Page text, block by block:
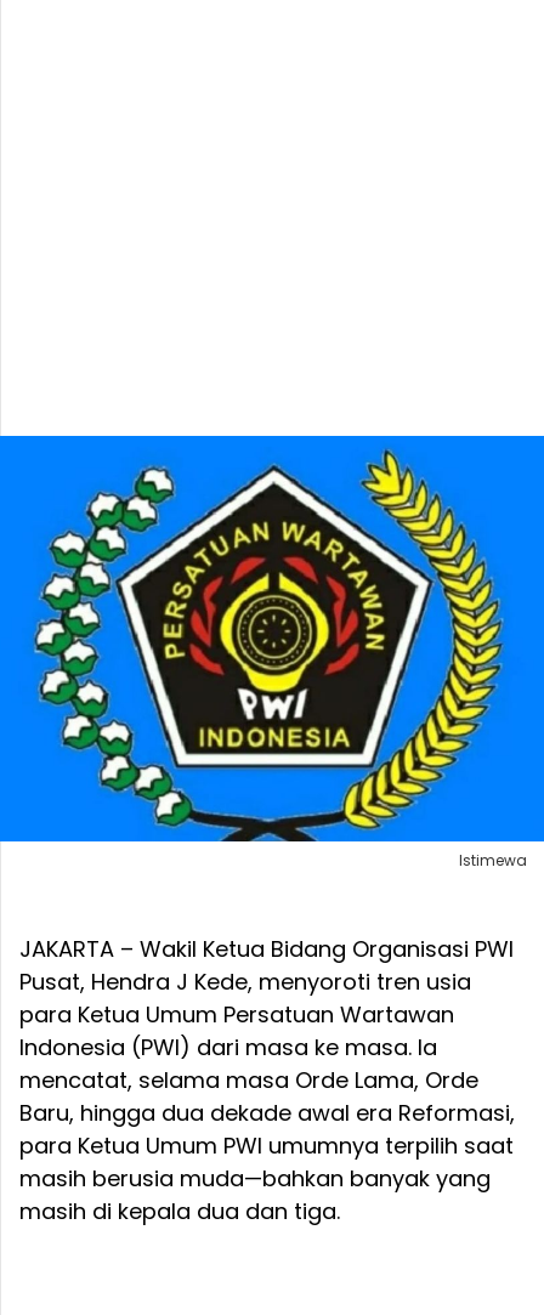
Istimewa
JAKARTA – Wakil Ketua Bidang Organisasi PWI
Pusat, Hendra J Kede, menyoroti tren usia
para Ketua Umum Persatuan Wartawan
Indonesia (PWI) dari masa ke masa. Ia
mencatat, selama masa Orde Lama, Orde
Baru, hingga dua dekade awal era Reformasi,
para Ketua Umum PWI umumnya terpilih saat
masih berusia muda—bahkan banyak yang
masih di kepala dua dan tiga.